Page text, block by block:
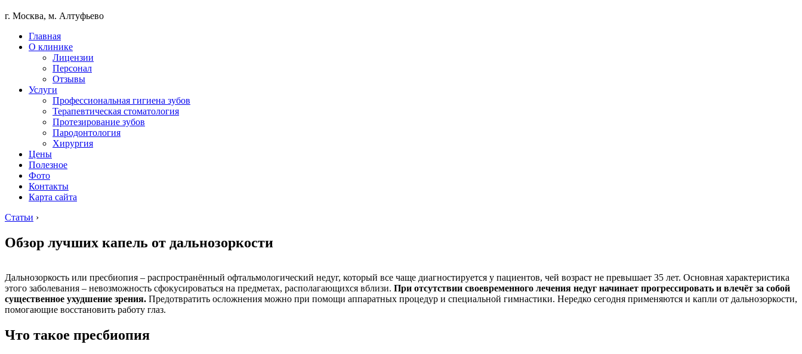
г. Москва, м. Алтуфьево
Главная
О клинике
Лицензии
Персонал
Отзывы
Услуги
Профессиональная гигиена зубов
Терапевтическая стоматология
Протезирование зубов
Пародонтология
Хирургия
Цены
Полезное
Фото
Контакты
Карта сайта
Статьи ›
Обзор лучших капель от дальнозоркости
Дальнозоркость или пресбиопия – распространённый офтальмологический недуг, который все чаще диагностируется у пациентов, чей возраст не превышает 35 лет. Основная характеристика
этого заболевания – невозможность сфокусироваться на предметах, располагающихся вблизи. При отсутствии своевременного лечения недуг начинает прогрессировать и влечёт за собой
существенное ухудшение зрения. Предотвратить осложнения можно при помощи аппаратных процедур и специальной гимнастики. Нередко сегодня применяются и капли от дальнозоркости,
помогающие восстановить работу глаз.
Что такое пресбиопия